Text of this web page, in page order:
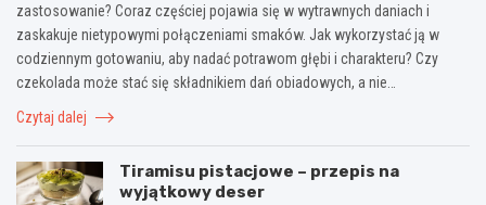
zastosowanie? Coraz częściej pojawia się w wytrawnych daniach i
zaskakuje nietypowymi połączeniami smaków. Jak wykorzystać ją w
codziennym gotowaniu, aby nadać potrawom głębi i charakteru? Czy
czekolada może stać się składnikiem dań obiadowych, a nie…
Czytaj dalej
Tiramisu pistacjowe – przepis na
wyjątkowy deser